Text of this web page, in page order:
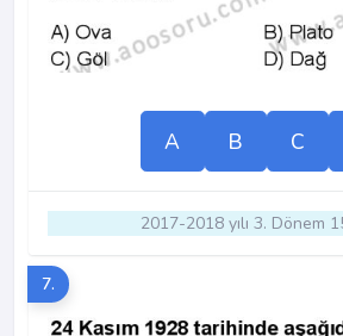
A B C
2017-2018 yılı 3. Dönem
7.